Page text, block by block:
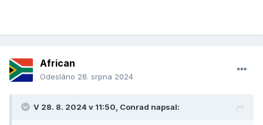
African
Odesláno 28. srpna 2024
V 28. 8. 2024 v 11:50, Conrad napsal: